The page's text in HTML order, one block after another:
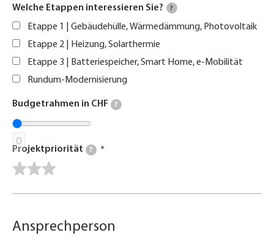
Welche Etappen interessieren Sie? ?
Etappe 1 | Gebäudehülle, Wärmedämmung, Photovoltaik
Etappe 2 | Heizung, Solarthermie
Etappe 3 | Batteriespeicher, Smart Home, e-Mobilität
Rundum-Modernisierung
Budgetrahmen in CHF ?
0
Projektpriorität ?
Ansprechperson